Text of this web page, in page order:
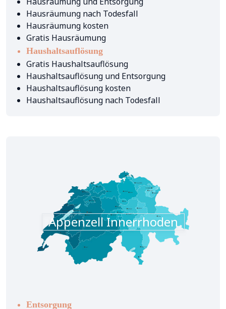
Hausräumung nach Todesfall
Hausräumung kosten
Gratis Hausräumung
Haushaltsauflösung
Gratis Haushaltsauflösung
Haushaltsauflösung und Entsorgung
Haushaltsauflösung kosten
Haushaltsauflösung nach Todesfall
Appenzell Innerrhoden
Entsorgung